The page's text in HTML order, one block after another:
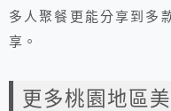
多人聚餐更能分享到多
享。
更多桃園地區